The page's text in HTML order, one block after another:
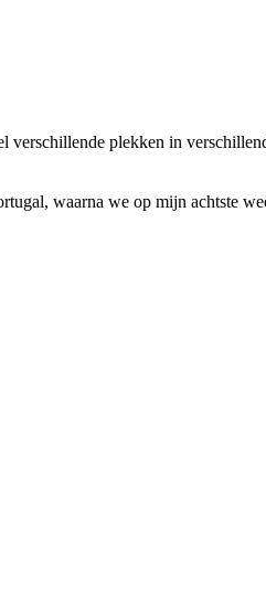
verschillende plekken in
waarna we op mijn achtste